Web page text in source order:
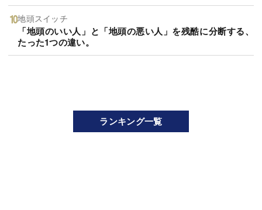
地頭スイッチ
「地頭のいい人」と「地頭の悪い人」を残酷に分断する、
たった1つの違い。
ランキング一覧